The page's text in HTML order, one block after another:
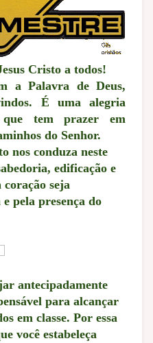
Cristo a todos!
a Palavra de Deus,
É uma alegria
tem prazer em
do Senhor.
nos conduza neste
edificação e
coração seja
pela presença do
antecipadamente
para alcançar
em classe. Por essa
você estabeleça